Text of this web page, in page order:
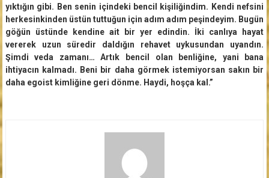
yıktığın gibi. Ben senin içindeki bencil kişiliğindim. Kendi nefsini
herkesinkinden üstün tuttuğun için adım adım peşindeyim. Bugün
göğün üstünde kendine ait bir yer edindin. İki canlıya hayat
vererek uzun süredir daldığın rehavet uykusundan uyandın.
Şimdi veda zamanı… Artık bencil olan benliğine, yani bana
ihtiyacın kalmadı. Beni bir daha görmek istemiyorsan sakın bir
daha egoist kimliğine geri dönme. Haydi, hoşça kal.”